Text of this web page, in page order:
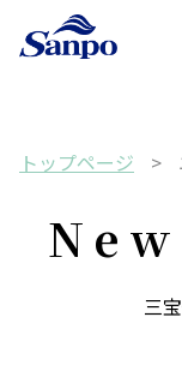
トップページ >
三